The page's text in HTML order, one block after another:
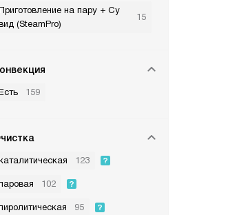
на пару + Су
(SteamPro)
15
159
123
102
95